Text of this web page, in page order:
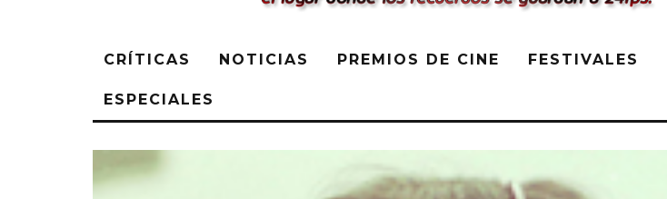
CRÍTICAS NOTICIAS PREMIOS DE CINE FESTIVALES
ESPECIALES